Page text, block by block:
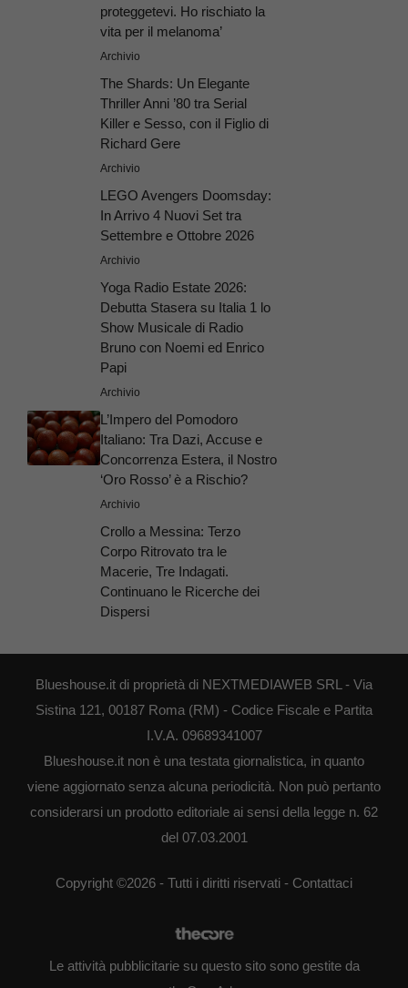
proteggetevi. Ho rischiato la
vita per il melanoma’
Archivio
The Shards: Un Elegante
Thriller Anni ’80 tra Serial
Killer e Sesso, con il Figlio di
Richard Gere
Archivio
LEGO Avengers Doomsday:
In Arrivo 4 Nuovi Set tra
Settembre e Ottobre 2026
Archivio
Yoga Radio Estate 2026:
Debutta Stasera su Italia 1 lo
Show Musicale di Radio
Bruno con Noemi ed Enrico
Papi
Archivio
L’Impero del Pomodoro
Italiano: Tra Dazi, Accuse e
Concorrenza Estera, il Nostro
‘Oro Rosso’ è a Rischio?
Archivio
Crollo a Messina: Terzo
Corpo Ritrovato tra le
Macerie, Tre Indagati.
Continuano le Ricerche dei
Dispersi
Blueshouse.it di proprietà di NEXTMEDIAWEB SRL - Via
Sistina 121, 00187 Roma (RM) - Codice Fiscale e Partita
I.V.A. 09689341007
Blueshouse.it non è una testata giornalistica, in quanto
viene aggiornato senza alcuna periodicità. Non può pertanto
considerarsi un prodotto editoriale ai sensi della legge n. 62
del 07.03.2001
Copyright ©2026 - Tutti i diritti riservati - Contattaci
Le attività pubblicitarie su questo sito sono gestite da